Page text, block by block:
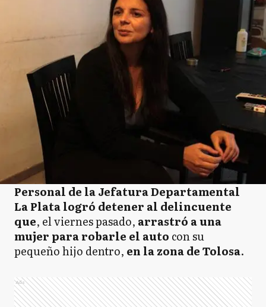
Personal de la Jefatura Departamental
La Platalogró detener al delincuente
que, el viernes pasado, arrastró a una
mujer para robarle el auto con su
pequeño hijo dentro, en la zona de Tolosa.
Ads